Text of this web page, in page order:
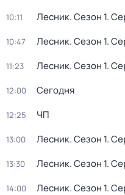
10:11 Лесник. Сезон 1.
10:47 Лесник. Сезон 1.
11:23 Лесник. Сезон 1.
12:00 Сегодня
12:25 ЧП
13:00 Лесник. Сезон 1.
13:30 Лесник. Сезон 1.
14:00 Лесник. Сезон 1.